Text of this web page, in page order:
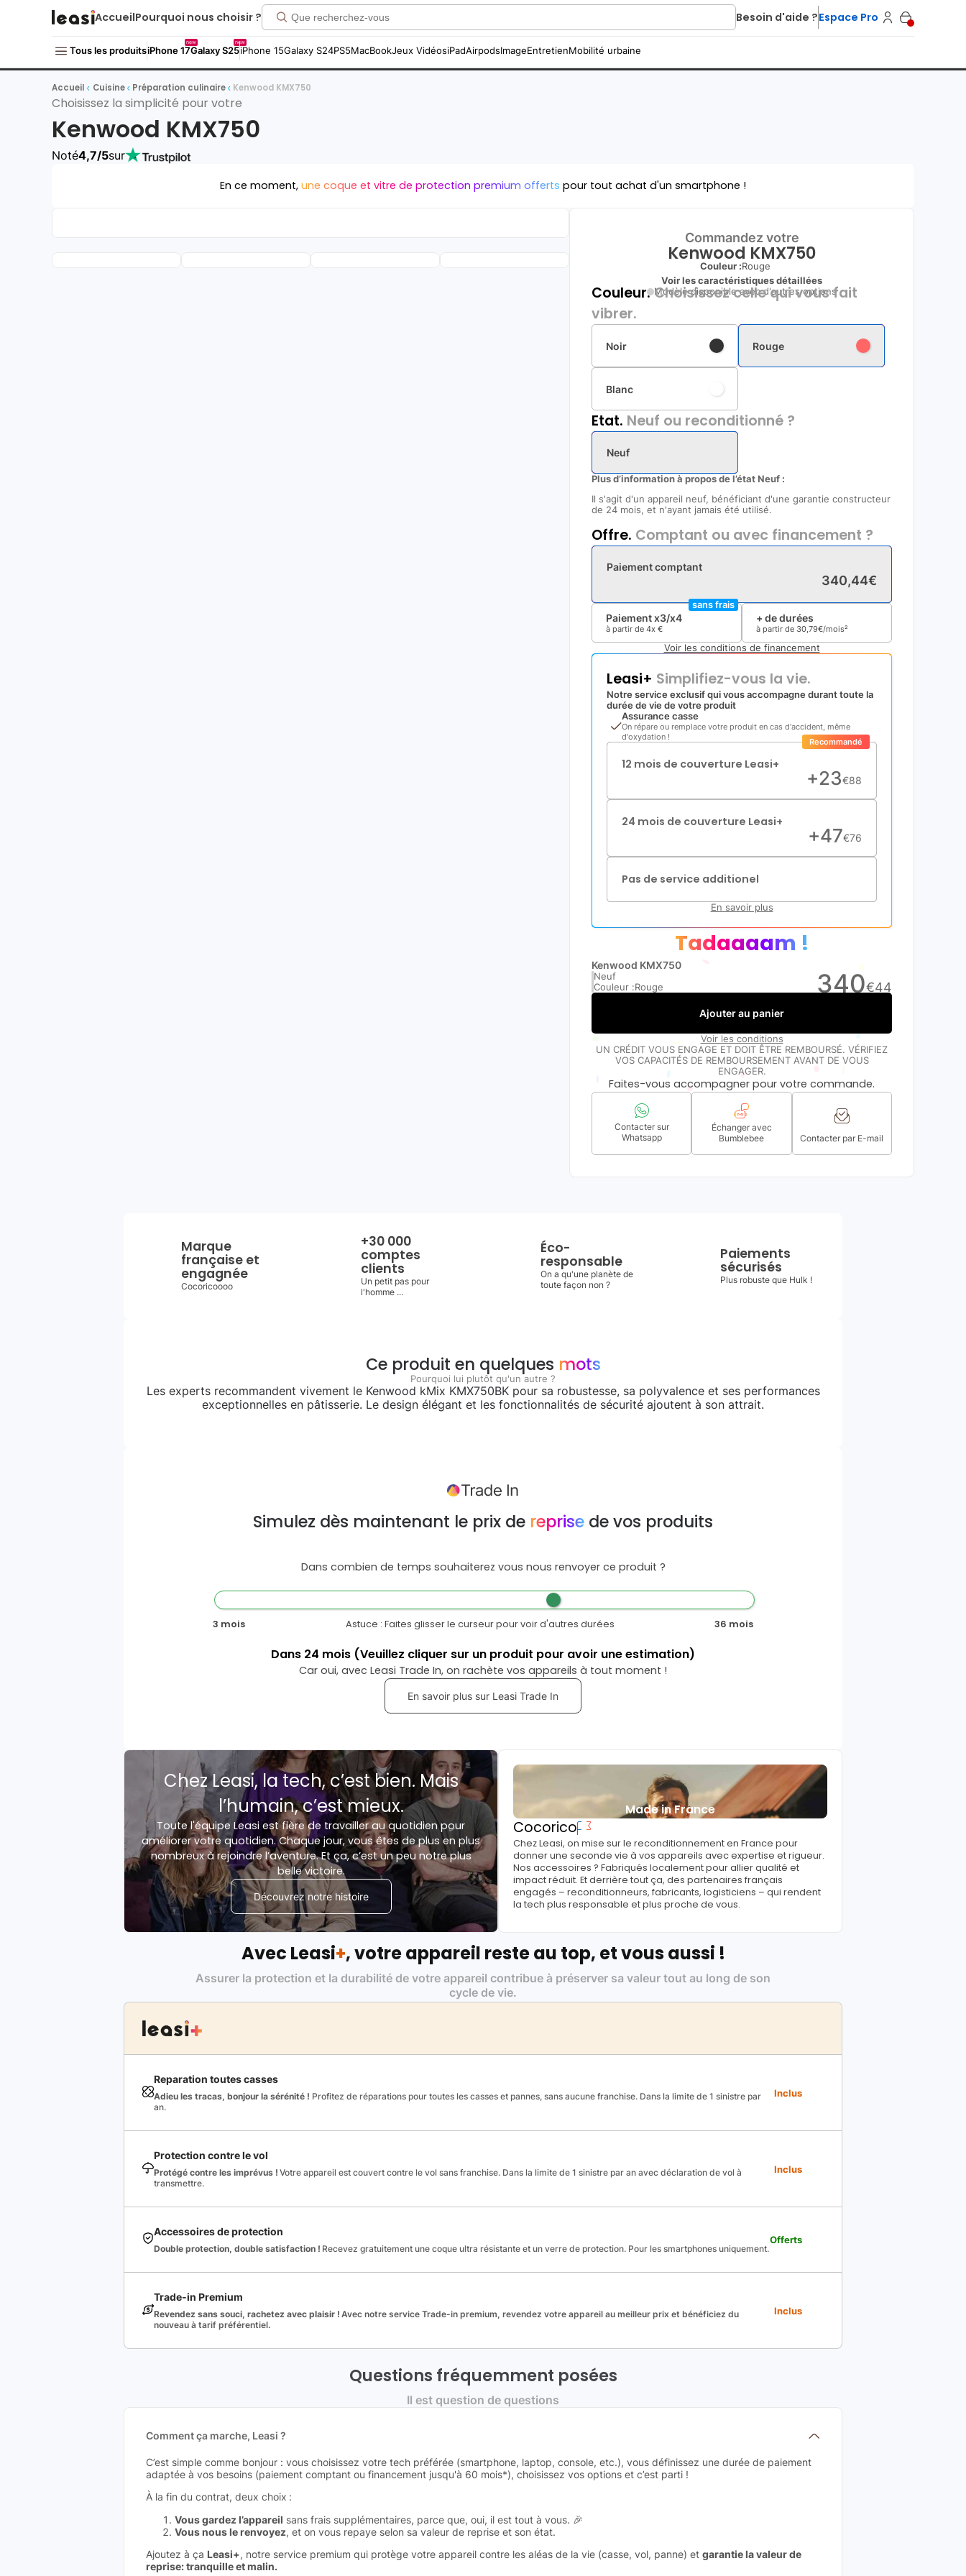
AccueilPourquoi nous choisir ? Besoin d'aide ?Espace Pro
Tous les produitsiPhone 17
new
Galaxy S25
new
iPhone 15Galaxy S24PS5MacBookJeux VidéosiPadAirpodsImageEntretienMobilité urbaine
Accueil Cuisine Préparation culinaire Kenwood KMX750
Choisissez la simplicité pour votre
Kenwood KMX750
Noté4,7/5sur
En ce moment, une coque et vitre de protection premium offerts pour tout achat d'un smartphone !
Commandez votre
Kenwood KMX750
Couleur :Rouge
Voir les caractéristiques détaillées
Modèle disponible avec d'autres options
Couleur.Choisissez celle qui vous fait
vibrer.
Noir Rouge
Blanc
Etat. Neuf ou reconditionné ?
Neuf
Plus d’information à propos de l’état Neuf :
Il s'agit d'un appareil neuf, bénéficiant d'une garantie constructeur
de 24 mois, et n'ayant jamais été utilisé.
Offre. Comptant ou avec financement ?
Paiement comptant
340,44€
Paiement x3/x4
à partir de 4x €
sans frais
+ de durées
à partir de 30 79€/mois²
Voir les conditions de financement
Leasi+ Simplifiez-vous la vie.
Notre service exclusif qui vous accompagne durant toute la
durée de vie de votre produit
Assurance casse
On répare ou remplace votre produit en cas d'accident, même
d'oxydation !
12 mois de couverture Leasi+
+23€88
Recommandé
24 mois de couverture Leasi+
+47€76
Pas de service additionel
En savoir plus
Tadaaaam !
Kenwood KMX750
Neuf
Couleur :Rouge 340€44
Ajouter au panier
Voir les conditions
UN CRÉDIT VOUS ENGAGE ET DOIT ÊTRE REMBOURSÉ. VÉRIFIEZ
VOS CAPACITÉS DE REMBOURSEMENT AVANT DE VOUS
ENGAGER.
Faites-vous accompagner pour votre commande.
Contacter sur
Whatsapp
Échanger avec
Bumblebee
Contacter par E-mail
Marque
française et
engagnée
Cocoricoooo
+30 000
comptes
clients
Un petit pas pour
l'homme ...
Éco-
responsable
On a qu'une planète de
toute façon non ?
Paiements
sécurisés
Plus robuste que Hulk !
Ce produit en quelques mots
Pourquoi lui plutôt qu'un autre ?
Les experts recommandent vivement le Kenwood kMix KMX750BK pour sa robustesse, sa polyvalence et ses performances
exceptionnelles en pâtisserie. Le design élégant et les fonctionnalités de sécurité ajoutent à son attrait.
Simulez dès maintenant le prix de reprise de vos produits
Dans combien de temps souhaiterez vous nous renvoyer ce produit ?
3 mois Astuce : Faites glisser le curseur pour voir d'autres durées 36 mois
Dans 24 mois (Veuillez cliquer sur un produit pour avoir une estimation)
Car oui, avec Leasi Trade In, on rachète vos appareils à tout moment !
En savoir plus sur Leasi Trade In
Chez Leasi, la tech, c’est bien. Mais
l’humain, c’est mieux.
Toute l'équipe Leasi est fière de travailler au quotidien pour
améliorer votre quotidien. Chaque jour, vous êtes de plus en plus
nombreux à rejoindre l’aventure. Et ça, c’est un peu notre plus
belle victoire.
Découvrez notre histoire
Made in France
Cocorico
Chez Leasi, on mise sur le reconditionnement en France pour
donner une seconde vie à vos appareils avec expertise et rigueur.
Nos accessoires ? Fabriqués localement pour allier qualité et
impact réduit. Et derrière tout ça, des partenaires français
engagés – reconditionneurs, fabricants, logisticiens – qui rendent
la tech plus responsable et plus proche de vous.
Avec Leasi+, votre appareil reste au top, et vous aussi !
Assurer la protection et la durabilité de votre appareil contribue à préserver sa valeur tout au long de son
cycle de vie.
Reparation toutes casses
Adieu les tracas, bonjour la sérénité ! Profitez de réparations pour toutes les casses et pannes, sans aucune franchise. Dans la limite de 1 sinistre par
an.
Inclus
Protection contre le vol
Protégé contre les imprévus ! Votre appareil est couvert contre le vol sans franchise. Dans la limite de 1 sinistre par an avec déclaration de vol à
transmettre.
Inclus
Accessoires de protection
Double protection, double satisfaction ! Recevez gratuitement une coque ultra résistante et un verre de protection. Pour les smartphones uniquement.
Offerts
Trade-in Premium
Revendez sans souci, rachetez avec plaisir ! Avec notre service Trade-in premium, revendez votre appareil au meilleur prix et bénéficiez du
nouveau à tarif préférentiel.
Inclus
Questions fréquemment posées
Il est question de questions
Comment ça marche, Leasi ?
C’est simple comme bonjour : vous choisissez votre tech préférée (smartphone, laptop, console, etc.), vous définissez une durée de paiement
adaptée à vos besoins (paiement comptant ou financement jusqu'à 60 mois*), choisissez vos options et c’est parti !
À la fin du contrat, deux choix :
Vous gardez l’appareil sans frais supplémentaires, parce que, oui, il est tout à vous. 🎉
Vous nous le renvoyez, et on vous repaye selon sa valeur de reprise et son état.
Ajoutez à ça Leasi+, notre service premium qui protège votre appareil contre les aléas de la vie (casse, vol, panne) et garantie la valeur de
reprise: tranquille et malin.